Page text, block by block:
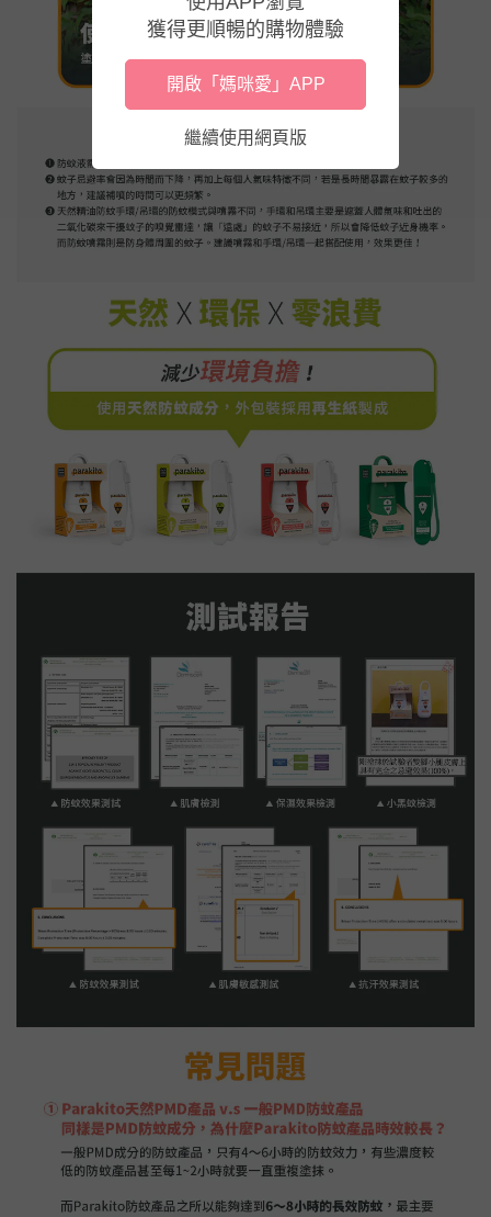
獲得更順暢的購物體驗
開啟「媽咪愛」APP
繼續使用網頁版